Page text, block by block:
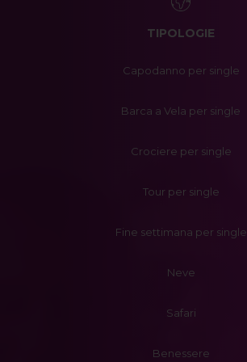
TIPOLOGIE
Capodanno per single
Barca a Vela per single
Crociere per single
Tour per single
Fine settimana per single
Neve
Safari
Benessere